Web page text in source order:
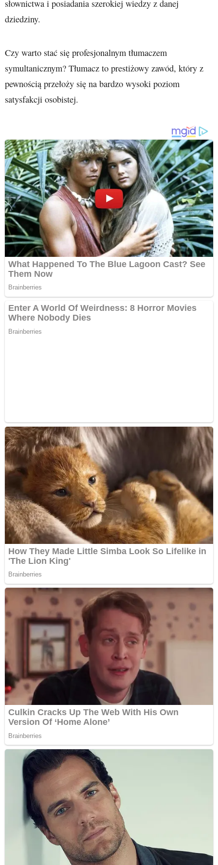
słownictwa i posiadania szerokiej wiedzy z danej
dziedziny.
Czy warto stać się profesjonalnym tłumaczem
symultanicznym? Tłumacz to prestiżowy zawód, który z
pewnością przełoży się na bardzo wysoki poziom
satysfakcji osobistej.